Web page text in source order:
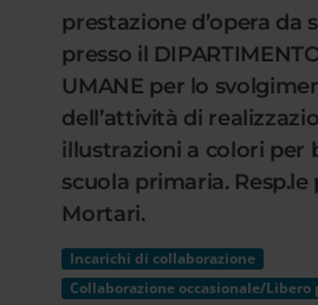
prestazione d’opera da
presso il
UMANE per lo
dell’attività di
illustrazioni a colori per
scuola primaria. Resp.le
Mortari.
Incarichi di collaborazione
Collaborazione occasionale/Libero